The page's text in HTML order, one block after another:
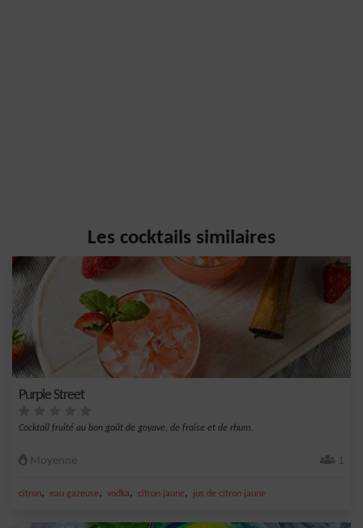
Les cocktails similaires
Purple Street
Cocktail fruité au bon goût de goyave, de fraise et de rhum.
Moyenne 1
citron, eau gazeuse, vodka, citron jaune, jus de citron jaune